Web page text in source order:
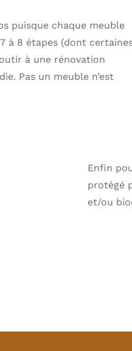
puisque chaque meuble
à 8 étapes (dont
à une rénovation
Pas un meuble n’est
Enfin
protégé
et/ou